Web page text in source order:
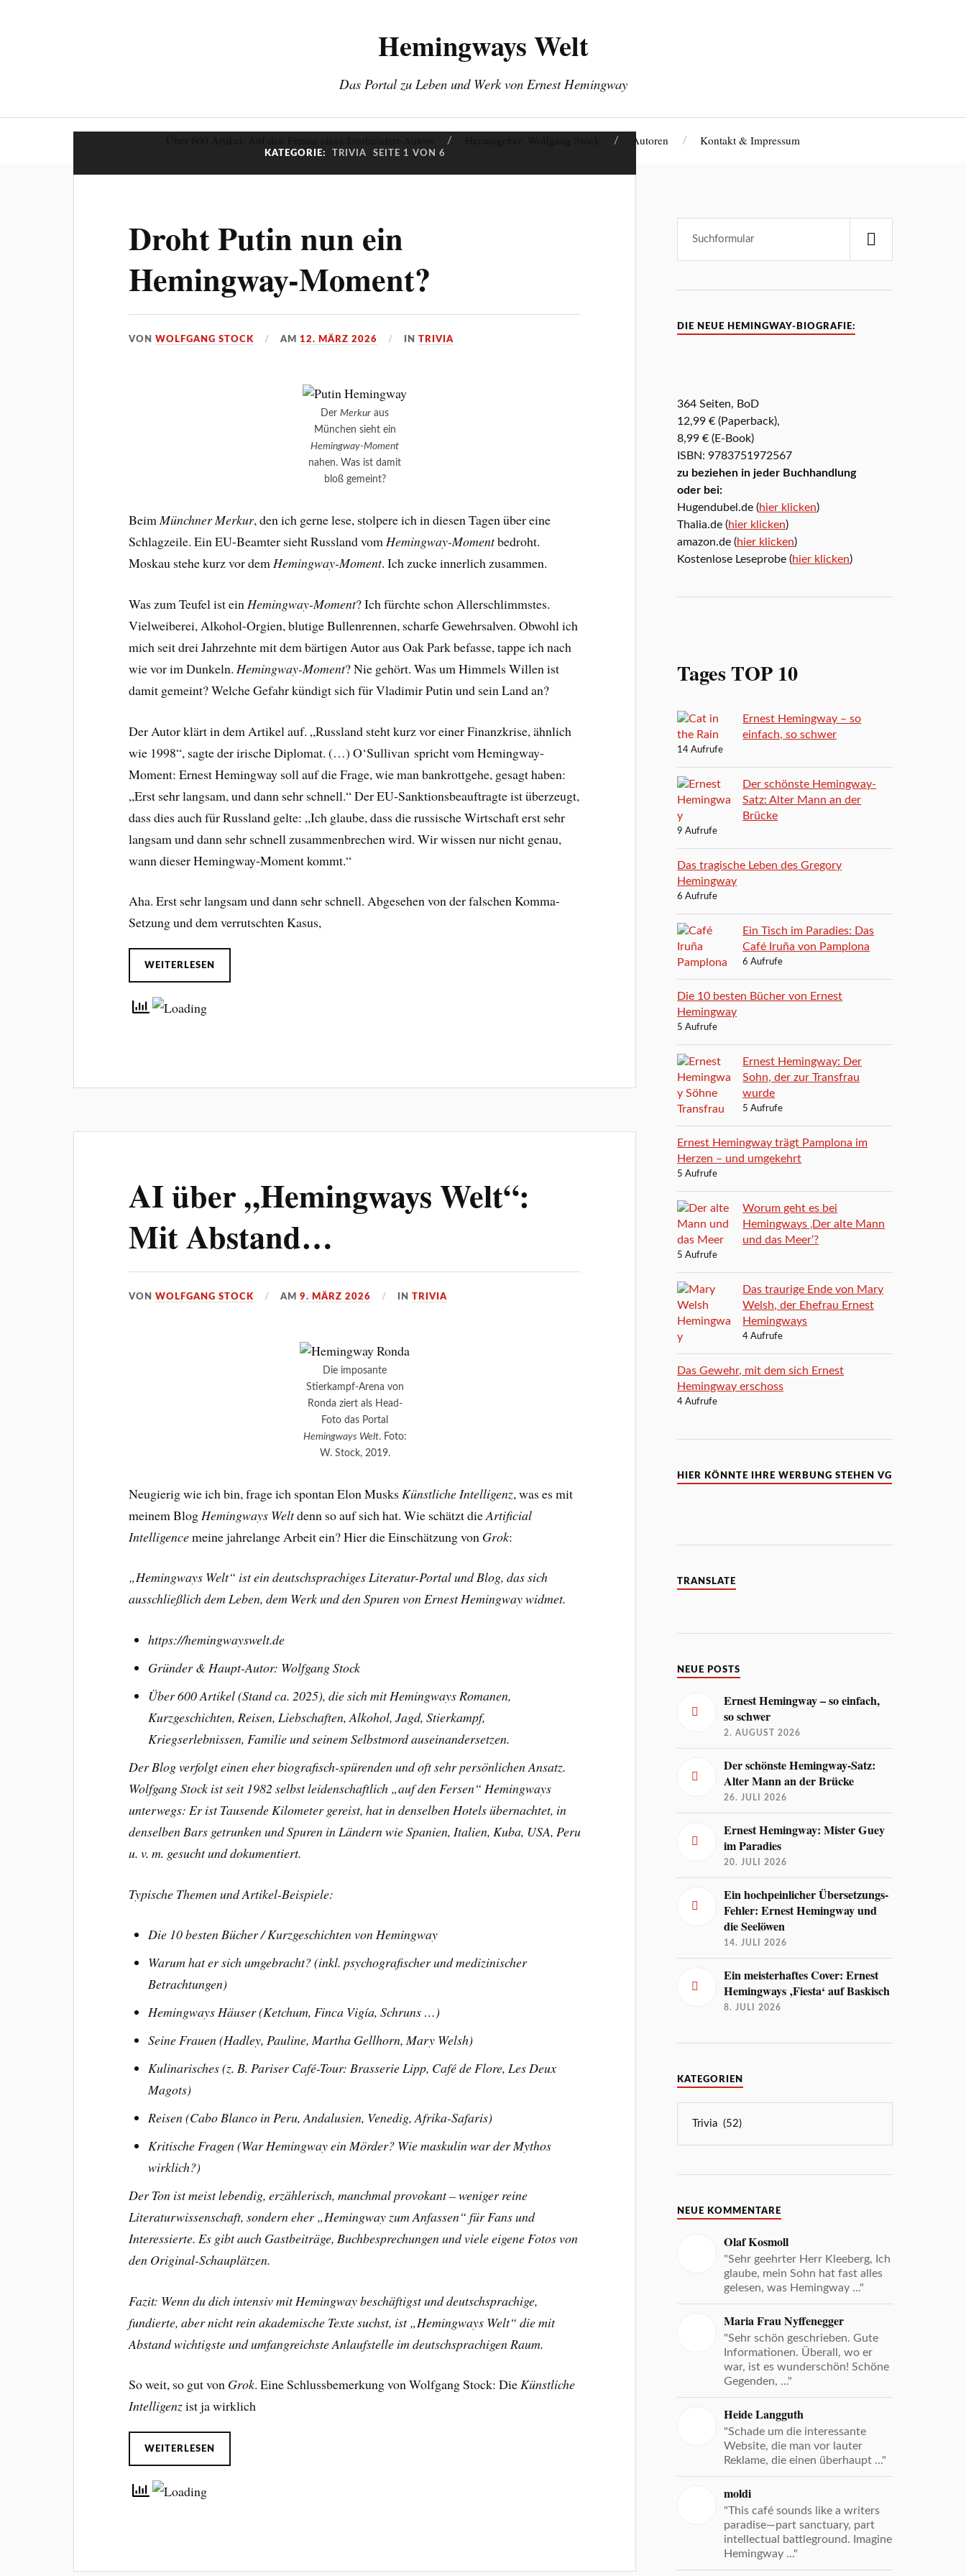
Hemingways Welt
Das Portal zu Leben und Werk von Ernest Hemingway
Autoren Kontakt & Impressum
KATEGORIE: TRIVIA SEITE 1 VON 6
Droht Putin nun ein
Hemingway-Moment?
VONWOLFGANG STOCK AM12. MÄRZ 2026 INTRIVIA
DerMerkur aus
München sieht ein
Hemingway-Moment
nahen. Was ist damit
bloß gemeint?
BeimMünchner Merkur, den ich gerne lese, stolpere ich in diesen Tagen über eine
Schlagzeile. Ein EU-Beamter sieht Russland vomHemingway-Momentbedroht.
Moskau stehe kurz vor demHemingway-Moment. Ich zucke innerlich zusammen.
Was zum Teufel ist ein Hemingway-Moment? Ich fürchte schon Allerschlimmstes.
Vielweiberei, Alkohol-Orgien, blutige Bullenrennen, scharfe Gewehrsalven. Obwohl ich
mich seit drei Jahrzehnte mit dem bärtigen Autor aus Oak Park befasse, tappe ich nach
wie vor im Dunkeln. Hemingway-Moment? Nie gehört. Was um Himmels Willen ist
damit gemeint? Welche Gefahr kündigt sich für Vladimir Putin und sein Land an?
Der Autor klärt in dem Artikel auf. „Russland steht kurz vor einer Finanzkrise, ähnlich
wie 1998“, sagte der irische Diplomat. (…) O‘Sullivan spricht vom Hemingway-
Moment: Ernest Hemingway soll auf die Frage, wie man bankrottgehe, gesagt haben:
„Erst sehr langsam, und dann sehr schnell.“ Der EU-Sanktionsbeauftragte ist überzeugt,
dass dies auch für Russland gelte: „Ich glaube, dass die russische Wirtschaft erst sehr
langsam und dann sehr schnell zusammenbrechen wird. Wir wissen nur nicht genau,
wann dieser Hemingway-Moment kommt.“
Aha. Erst sehr langsam und dann sehr schnell. Abgesehen von der falschen Komma-
Setzung und dem verrutschten Kasus,
WEITERLESEN
AI über „Hemingways Welt“:
Mit Abstand…
VONWOLFGANG STOCK AM9. MÄRZ 2026 INTRIVIA
Die imposante
Stierkampf-Arena von
Ronda ziert als Head-
Foto das Portal
Hemingways Welt. Foto:
W. Stock, 2019.
Neugierig wie ich bin, frage ich spontan Elon Musks Künstliche Intelligenz, was es mit
meinem Blog Hemingways Weltdenn so auf sich hat. Wie schätzt dieArtificial
Intelligencemeine jahrelange Arbeit ein? Hier die Einschätzung von Grok:
„Hemingways Welt“ ist ein deutschsprachiges Literatur-Portal und Blog, das sich
ausschließlich dem Leben, dem Werk und den Spuren von Ernest Hemingway widmet.
https://hemingwayswelt.de
Gründer & Haupt-Autor: Wolfgang Stock
Über 600 Artikel (Stand ca. 2025), die sich mit Hemingways Romanen,
Kurzgeschichten, Reisen, Liebschaften, Alkohol, Jagd, Stierkampf,
Kriegserlebnissen, Familie und seinem Selbstmord auseinandersetzen.
Der Blog verfolgt einen eher biografisch-spürenden und oft sehr persönlichen Ansatz.
Wolfgang Stock ist seit 1982 selbst leidenschaftlich „auf den Fersen“ Hemingways
unterwegs: Er ist Tausende Kilometer gereist, hat in denselben Hotels übernachtet, in
denselben Bars getrunken und Spuren in Ländern wie Spanien, Italien, Kuba, USA, Peru
u. v. m. gesucht und dokumentiert.
Typische Themen und Artikel-Beispiele:
Die 10 besten Bücher /Kurzgeschichten von Hemingway
Warum hat er sich umgebracht? (inkl. psychografischer und medizinischer
Betrachtungen)
Hemingways Häuser (Ketchum, Finca Vigía, Schruns …)
Seine Frauen (Hadley, Pauline, Martha Gellhorn, Mary Welsh)
Kulinarisches (z. B. Pariser Café-Tour: Brasserie Lipp, Café de Flore, Les Deux
Magots)
Reisen (Cabo Blanco in Peru, Andalusien, Venedig, Afrika-Safaris)
Kritische Fragen (War Hemingway ein Mörder? Wie maskulin war der Mythos
wirklich?)
Der Ton ist meist lebendig, erzählerisch, manchmal provokant – weniger reine
Literaturwissenschaft, sondern eher „Hemingway zum Anfassen“ für Fans und
Interessierte. Es gibt auch Gastbeiträge, Buchbesprechungen und viele eigene Fotos von
den Original-Schauplätzen.
Fazit: Wenn du dich intensiv mit Hemingway beschäftigst und deutschsprachige,
fundierte, aber nicht rein akademische Texte suchst, ist „Hemingways Welt“ die mit
Abstand wichtigste und umfangreichste Anlaufstelle im deutschsprachigen Raum.
So weit, so gut von Grok. Eine Schlussbemerkung von Wolfgang Stock: DieKünstliche
Intelligenzist ja wirklich
WEITERLESEN
DIE NEUE HEMINGWAY-BIOGRAFIE:
364 Seiten, BoD
12,99 € (Paperback),
8,99 € (E-Book)
ISBN: 9783751972567
zu beziehen in jeder Buchhandlung
oder bei:
Hugendubel.de (hier klicken)
Thalia.de (hier klicken)
amazon.de (hier klicken)
Kostenlose Leseprobe (hier klicken)
Tages TOP 10
Ernest Hemingway – so
einfach, so schwer
14 Aufrufe
Der schönste Hemingway-
Satz: Alter Mann an der
Brücke
9 Aufrufe
Das tragische Leben des Gregory
Hemingway
6 Aufrufe
Ein Tisch im Paradies: Das
Café Iruña von Pamplona
6 Aufrufe
Die 10 besten Bücher von Ernest
Hemingway
5 Aufrufe
Ernest Hemingway: Der
Sohn, der zur Transfrau
wurde
5 Aufrufe
Ernest Hemingway trägt Pamplona im
Herzen – und umgekehrt
5 Aufrufe
Worum geht es bei
Hemingways ‚Der alte Mann
und das Meer‘?
5 Aufrufe
Das traurige Ende von Mary
Welsh, der Ehefrau Ernest
Hemingways
4 Aufrufe
Das Gewehr, mit dem sich Ernest
Hemingway erschoss
4 Aufrufe
HIER KÖNNTE IHRE WERBUNG STEHEN VG
TRANSLATE
NEUE POSTS
Ernest Hemingway – so einfach,
so schwer
2. AUGUST 2026
Der schönste Hemingway-Satz:
Alter Mann an der Brücke
26. JULI 2026
Ernest Hemingway: Mister Guey
im Paradies
20. JULI 2026
Ein hochpeinlicher Übersetzungs-
Fehler: Ernest Hemingway und
die Seelöwen
14. JULI 2026
Ein meisterhaftes Cover: Ernest
Hemingways ‚Fiesta‘ auf Baskisch
8. JULI 2026
KATEGORIEN
NEUE KOMMENTARE
Olaf Kosmoll
"Sehr geehrter Herr Kleeberg, Ich
glaube, mein Sohn hat fast alles
gelesen, was Hemingway ..."
Maria Frau Nyffenegger
"Sehr schön geschrieben. Gute
Informationen. Überall, wo er
war, ist es wunderschön! Schöne
Gegenden, ..."
Heide Langguth
"Schade um die interessante
Website, die man vor lauter
Reklame, die einen überhaupt ..."
moldi
"This café sounds like a writers
paradise—part sanctuary, part
intellectual battleground. Imagine
Hemingway ..."